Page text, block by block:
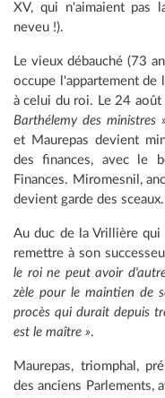
XV, qui n'aimaient pas
neveu !).
Le vieux débauché (73
occupe l'appartement de
à celui du roi. Le 24
Barthélemy des ministres
et Maurepas devient
des finances, avec le
Finances. Miromesnil,
devient garde des sceaux.
Au duc de la Vrillière
remettre à son
le roi ne peut avoir
zèle pour le maintien de
procès qui durait depuis
est le maître ».
Maurepas, triomphal,
des anciens Parlements,